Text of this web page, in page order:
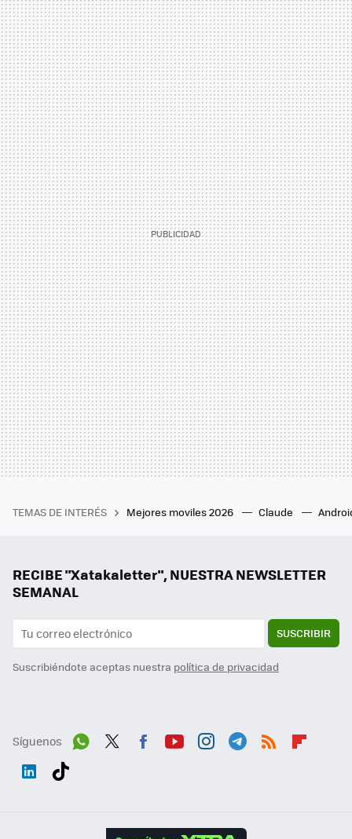
TEMAS DE INTERÉS Mejores moviles 2026 Claude
RECIBE "Xatakaletter", NUESTRA NEWSLETTER
SEMANAL
SUSCRIBIR
Suscribiéndote aceptas nuestra política de privacidad
Síguenos